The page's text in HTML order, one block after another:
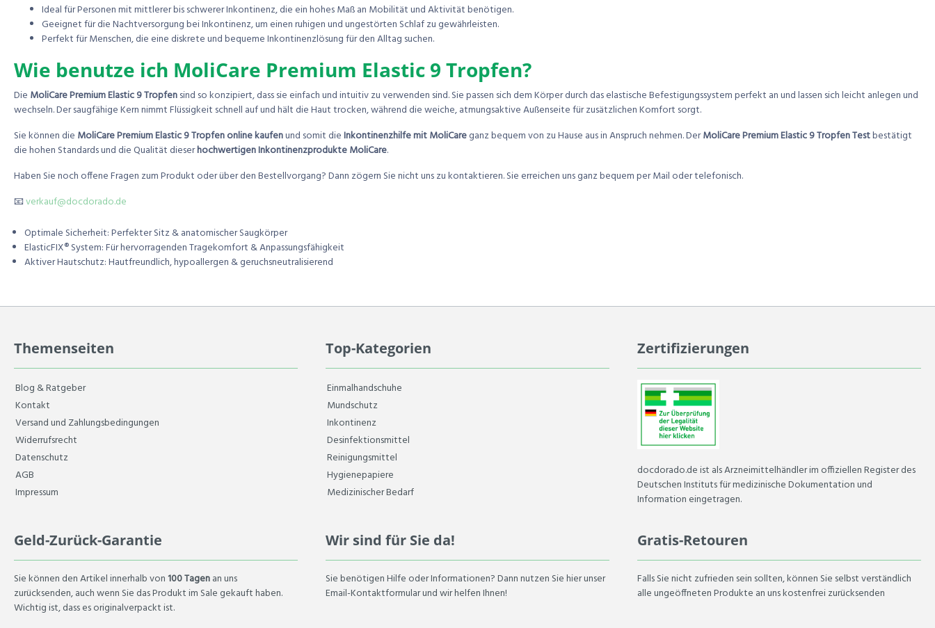
Ideal für Personen mit mittlerer bis schwerer Inkontinenz, die ein hohes Maß an Mobilität und Aktivität benötigen.
Geeignet für die Nachtversorgung bei Inkontinenz, um einen ruhigen und ungestörten Schlaf zu gewährleisten.
Perfekt für Menschen, die eine diskrete und bequeme Inkontinenzlösung für den Alltag suchen.
Wie benutze ich MoliCare Premium Elastic 9 Tropfen?
Die MoliCare Premium Elastic 9 Tropfensind so konzipiert, dass sie einfach und intuitiv zu verwenden sind. Sie passen sich dem Körper durch das elastische Befestigungssystem perfekt an und lassen sich leicht anlegen und
wechseln. Der saugfähige Kern nimmt Flüssigkeit schnell auf und hält die Haut trocken, während die weiche, atmungsaktive Außenseite für zusätzlichen Komfort sorgt.
Sie können die MoliCare Premium Elastic 9 Tropfen online kaufenund somit dieInkontinenzhilfe mit MoliCareganz bequem von zu Hause aus in Anspruch nehmen. DerMoliCare Premium Elastic 9 Tropfen Testbestätigt
die hohen Standards und die Qualität dieserhochwertigen Inkontinenzprodukte MoliCare.
Haben Sie noch offene Fragen zum Produkt oder über den Bestellvorgang? Dann zögern Sie nicht uns zu kontaktieren. Sie erreichen uns ganz bequem per Mail oder telefonisch.
📧verkauf@docdorado.de
Optimale Sicherheit: Perfekter Sitz & anatomischer Saugkörper
ElasticFIX® System: Für hervorragenden Tragekomfort & Anpassungsfähigkeit
Aktiver Hautschutz: Hautfreundlich, hypoallergen & geruchsneutralisierend
Themenseiten
Blog & Ratgeber
Kontakt
Versand und Zahlungsbedingungen
Widerrufsrecht
Datenschutz
AGB
Impressum
Top-Kategorien
Einmalhandschuhe
Mundschutz
Inkontinenz
Desinfektionsmittel
Reinigungsmittel
Hygienepapiere
Medizinischer Bedarf
Zertifizierungen
docdorado.de ist als Arzneimittelhändler im offiziellen Register des
Deutschen Instituts für medizinische Dokumentation und
Information eingetragen.
Geld-Zurück-Garantie
Sie können den Artikel innerhalb von100 Tagenan uns
zurücksenden, auch wenn Sie das Produkt im Sale gekauft haben.
Wichtig ist, dass es originalverpackt ist.
Wir sind für Sie da!
Sie benötigen Hilfe oder Informationen? Dann nutzen Sie hier unser
Email-Kontaktformular und wir helfen Ihnen!
Gratis-Retouren
Falls Sie nicht zufrieden sein sollten, können Sie selbst verständlich
alle ungeöffneten Produkte an uns kostenfrei zurücksenden